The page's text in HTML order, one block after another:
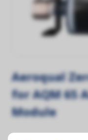
Aeroqual
for AQM 65
Module